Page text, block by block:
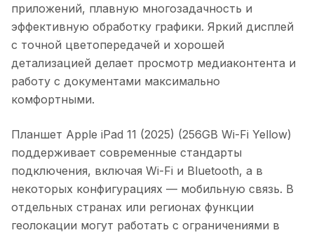
приложений, плавную многозадачность и
эффективную обработку графики. Яркий дисплей
с точной цветопередачей и хорошей
детализацией делает просмотр медиаконтента и
работу с документами максимально
комфортными.
Планшет Apple iPad 11 (2025) (256GB Wi-Fi Yellow)
поддерживает современные стандарты
подключения, включая Wi-Fi и Bluetooth, а в
некоторых конфигурациях — мобильную связь. В
отдельных странах или регионах функции
геолокации могут работать с ограничениями в